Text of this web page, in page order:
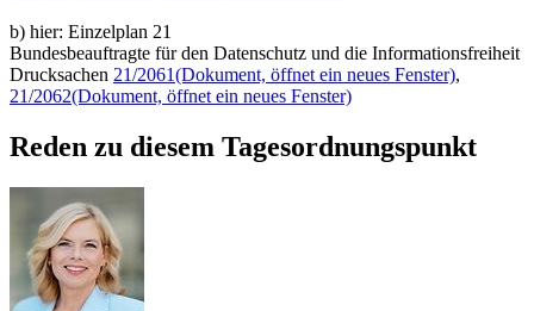
b) hier: Einzelplan 21
Bundesbeauftragte für den Datenschutz und die Informationsfreiheit
Drucksachen 21/2061(Dokument, öffnet ein neues Fenster),
21/2062(Dokument, öffnet ein neues Fenster)
Reden zu diesem Tagesordnungspunkt